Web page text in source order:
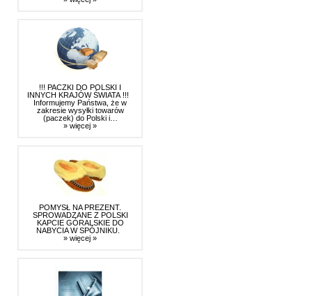
!!! PACZKI DO POLSKI I
INNYCH KRAJÓW ŚWIATA !!!
Informujemy Państwa, że w
zakresie wysyłki towarów
(paczek) do Polski i…
» więcej »
POMYSŁ NA PREZENT.
SPROWADZANE Z POLSKI
KAPCIE GÓRALSKIE DO
NABYCIA W SPÓJNIKU.
» więcej »